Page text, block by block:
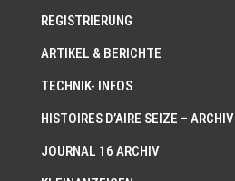
REGISTRIERUNG
ARTIKEL & BERICHTE
TECHNIK- INFOS
HISTOIRES D’AIRE SEIZE – ARCHIV
JOURNAL 16 ARCHIV